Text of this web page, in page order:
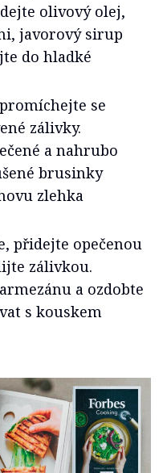
olivový olej,
javorový sirup
do hladké
se
zálivky.
a nahrubo
brusinky
zlehka
přidejte opečenou
zálivkou.
a ozdobte
s kouskem